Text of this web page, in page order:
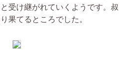
受け継がれていくようです。叔
果てるところでした。